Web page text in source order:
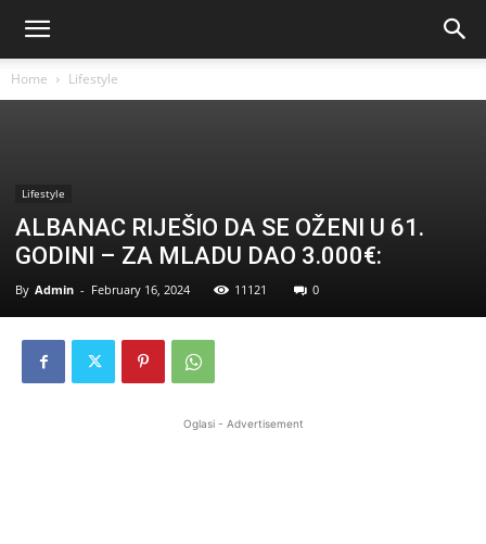
Home Lifestyle
Lifestyle
ALBANAC RIJEŠIO DA SE OŽENI U 61.
GODINI – ZA MLADU DAO 3.000€:
By Admin - February 16, 2024 11121 0
Oglasi - Advertisement